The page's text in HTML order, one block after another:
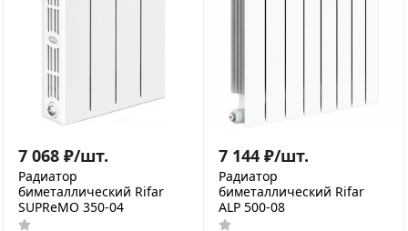
7 068 ₽/шт.
Радиатор
биметаллический Rifar
SUPReMO 350-04
7 144 ₽/шт.
Радиатор
биметаллический Rifar
ALP 500-08